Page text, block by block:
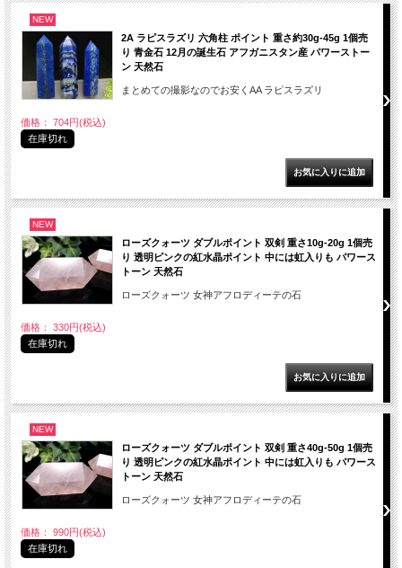
NEW
2A ラピスラズリ 六角柱 ポイント 重さ約30g-45g 1個売
り 青金石 12月の誕生石 アフガニスタン産 パワーストー
ン 天然石
まとめての撮影なのでお安くAA ラピスラズリ
価格： 704円(税込)
在庫切れ
NEW
ローズクォーツ ダブルポイント 双剣 重さ10g-20g 1個売
り 透明ピンクの紅水晶ポイント 中には虹入りも パワース
トーン 天然石
ローズクォーツ 女神アフロディーテの石
価格： 330円(税込)
在庫切れ
NEW
ローズクォーツ ダブルポイント 双剣 重さ40g-50g 1個売
り 透明ピンクの紅水晶ポイント 中には虹入りも パワース
トーン 天然石
ローズクォーツ 女神アフロディーテの石
価格： 990円(税込)
在庫切れ